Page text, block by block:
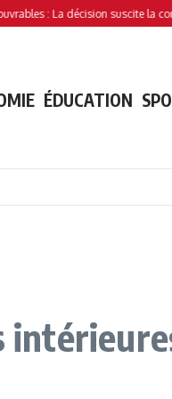
: La décision suscite la
ÉDUCATION